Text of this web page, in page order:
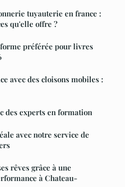
tuyauterie en france :
qu'elle offre ?
préférée pour livres
avec des cloisons mobiles :
des experts en formation
avec notre service de
rêves grâce à une
à Chateau-